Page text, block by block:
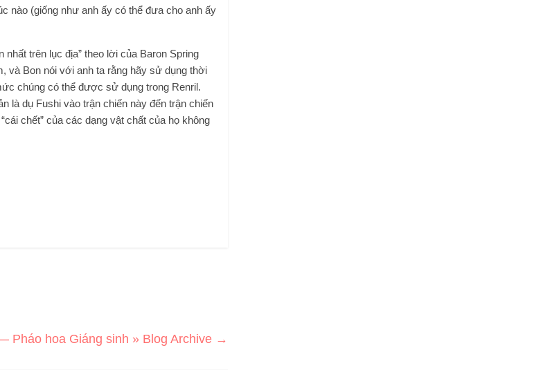
nào (giống như anh ấy có thể đưa cho anh ấy
trên lục địa” theo lời của Baron Spring
và Bon nói với anh ta rằng hãy sử dụng thời
chúng có thể được sử dụng trong Renril.
là dụ Fushi vào trận chiến này đến trận chiến
chết” của các dạng vật chất của họ không
Pháo hoa Giáng sinh » Blog Archive →